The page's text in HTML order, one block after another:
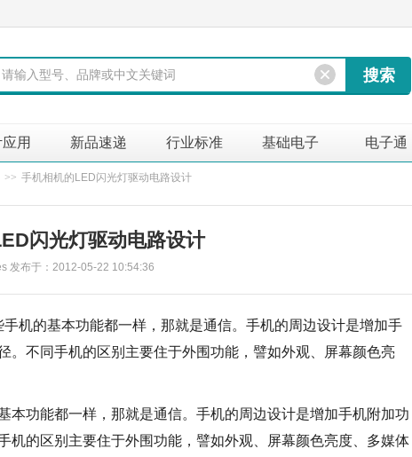
用 新品速递 行业标准 基础电子 电子通
>> 手机相机的LED闪光灯驱动电路设计
闪光灯驱动电路设计
发布于：2012-05-22 10:54:36
机的基本功能都一样，那就是通信。手机的周边设计是增加手
。不同手机的区别主要住于外围功能，譬如外观、屏幕颜色亮
功能都一样，那就是通信。手机的周边设计是增加手机附加功
机的区别主要住于外围功能，譬如外观、屏幕颜色亮度、多媒体